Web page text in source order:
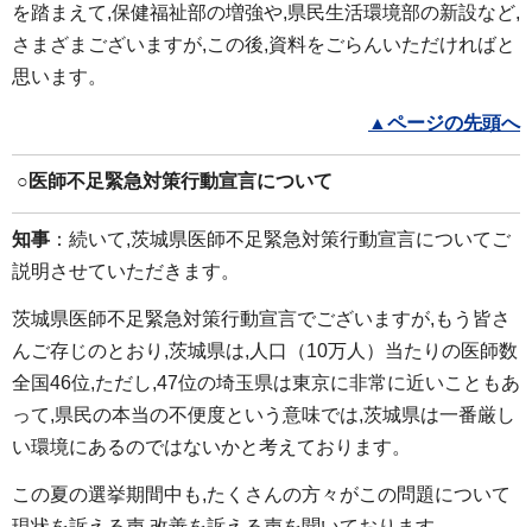
を踏まえて,保健福祉部の増強や,県民生活環境部の新設など,
さまざまございますが,この後,資料をごらんいただければと
思います。
▲ページの先頭へ
○ 医師不足緊急対策行動宣言について
知事 ：続いて,茨城県医師不足緊急対策行動宣言についてご
説明させていただきます。
茨城県医師不足緊急対策行動宣言でございますが,もう皆さ
んご存じのとおり,茨城県は,人口（10万人）当たりの医師数
全国46位,ただし,47位の埼玉県は東京に非常に近いこともあ
って,県民の本当の不便度という意味では,茨城県は一番厳し
い環境にあるのではないかと考えております。
この夏の選挙期間中も,たくさんの方々がこの問題について